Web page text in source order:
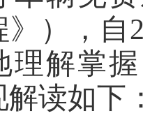
》），自
理解掌
解读如下